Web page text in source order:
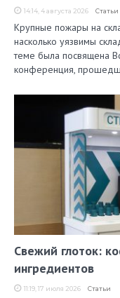
14:14, 4 августа 2026 Статьи
Крупные пожары на
насколько уязвимы
теме была посвящена
конференция,
Свежий глоток:
ингредиентов
11:19, 17 июля 2026 Статьи